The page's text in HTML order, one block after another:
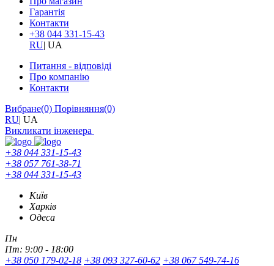
Гарантія
Контакти
+38 044 331-15-43
RU| UA
Питання - відповіді
Про компанію
Контакти
Вибране(0) Порівняння(0)
RU| UA
Викликати інженера
+38 044 331-15-43
+38 057 761-38-71
+38 044 331-15-43
Київ
Харків
Одеса
Пн
Пт: 9:00 - 18:00
+38 050 179-02-18 +38 093 327-60-62 +38 067 549-74-16